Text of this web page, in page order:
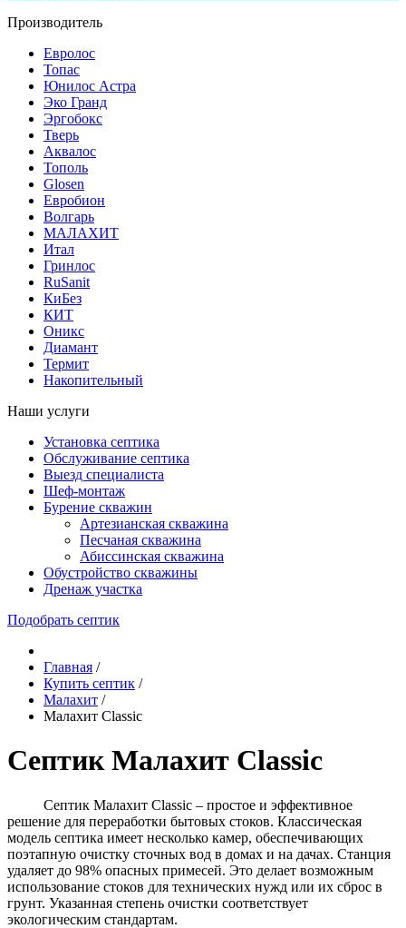
Производитель
Евролос
Топас
Юнилос Астра
Эко Гранд
Эргобокс
Тверь
Аквалос
Тополь
Glosen
Евробион
Волгарь
МАЛАХИТ
Итал
Гринлос
RuSanit
КиБез
КИТ
Оникс
Диамант
Термит
Накопительный
Наши услуги
Установка септика
Обслуживание септика
Выезд специалиста
Шеф-монтаж
Бурение скважин
Артезианская скважина
Песчаная скважина
Абиссинская скважина
Обустройство скважины
Дренаж участка
Подобрать септик
Главная /
Купить септик /
Малахит /
Малахит Classic
Септик Малахит Classic
Септик Малахит Classic – простое и эффективное
решение для переработки бытовых стоков. Классическая
модель септика имеет несколько камер, обеспечивающих
поэтапную очистку сточных вод в домах и на дачах. Станция
удаляет до 98% опасных примесей. Это делает возможным
использование стоков для технических нужд или их сброс в
грунт. Указанная степень очистки соответствует
экологическим стандартам.